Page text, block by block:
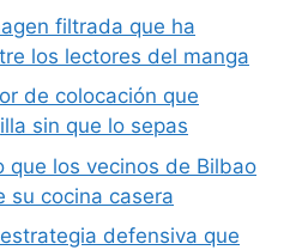
filtrada que ha
los lectores del manga
de colocación que
sin que lo sepas
que los vecinos de Bilbao
su cocina casera
defensiva que